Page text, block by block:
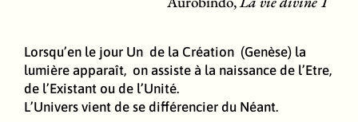
Lorsqu’en le jour Un de la Création (Genèse) la
lumière apparaît, on assiste à la naissance de l’Etre,
de l’Existant ou de l’Unité.
L’Univers vient de se différencier du Néant.